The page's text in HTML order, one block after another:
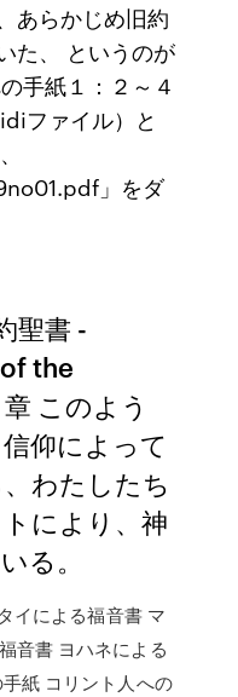
あらかじめ旧約
た、 というのが
手紙１：２～４
ファイル）と
」をダ
聖書 -
the
このよう
仰によって
わたしたち
により、神
る。
イによる福音書 マ
音書 ヨハネによる
紙 コリント人への